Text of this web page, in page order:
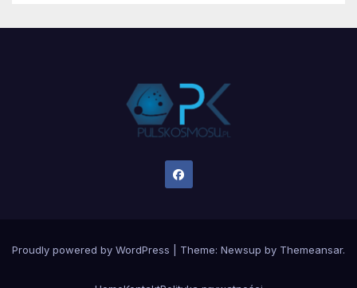
Proudly powered by WordPress Theme: Newsup by Themeansar.